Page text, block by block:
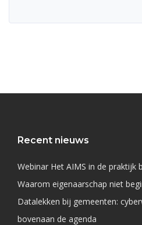
Recent nieuws
Webinar Het AIMS in de praktijk
Waarom eigenaarschap niet
Datalekken bij gemeenten:
bovenaan de agenda